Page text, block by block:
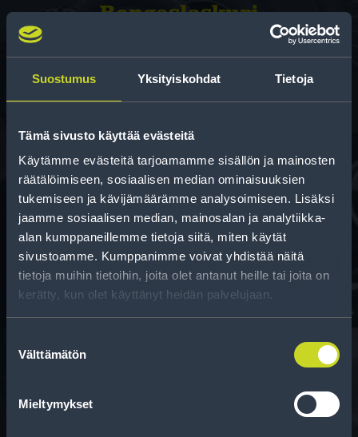
Suostumus Yksityiskohdat Tietoja
Tämä sivusto käyttää evästeitä
Käytämme evästeitä tarjoamamme sisällön ja mainosten
räätälöimiseen, sosiaalisen median ominaisuuksien
tukemiseen ja kävijämäärämme analysoimiseen. Lisäksi
jaamme sosiaalisen median, mainosalan ja analytiikka-
alan kumppaneillemme tietoja siitä, miten käytät
sivustoamme. Kumppanimme voivat yhdistää näitä
tietoja muihin tietoihin, joita olet antanut heille tai joita on
kerätty, kun olet käyttänyt heidän palvelujaan.
valinta
Välttämätön
Mieltymykset
Rengas­laskuri
Auttaa sinua valitsemaan oikean kokoisen renkaan,
kun vaihdat rengaskokoa.
Rahoitus
Tee ostoksesi RengasCenter-tilillä. Saat
maksuaikaa renkaillesi.